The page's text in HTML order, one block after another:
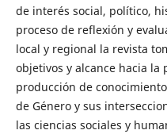
de interés social, político,
proceso de reflexión y
local y regional la revista
objetivos y alcance hacia
producción de
de Género y sus
las ciencias sociales y